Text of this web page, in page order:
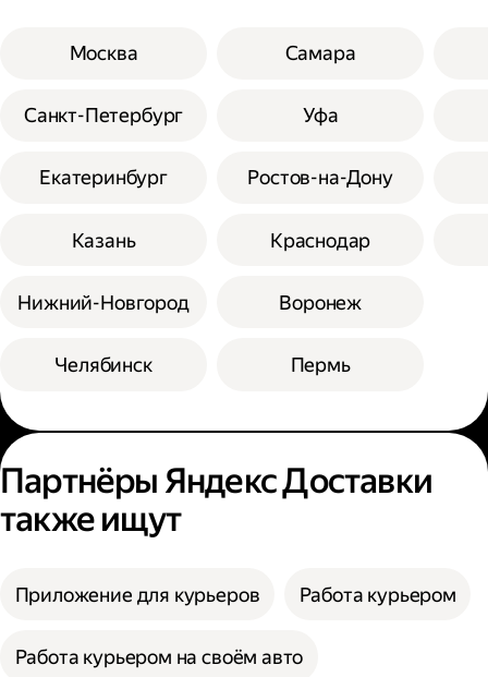
Москва
Санкт-Петербург
Екатеринбург
Казань
Нижний-Новгород
Челябинск
Самара
Уфа
Ростов-на-Дону
Краснодар
Воронеж
Пермь
Партнёры Яндекс Доставки
также ищут
Приложение для курьеров Работа курьером
Работа курьером на своём авто